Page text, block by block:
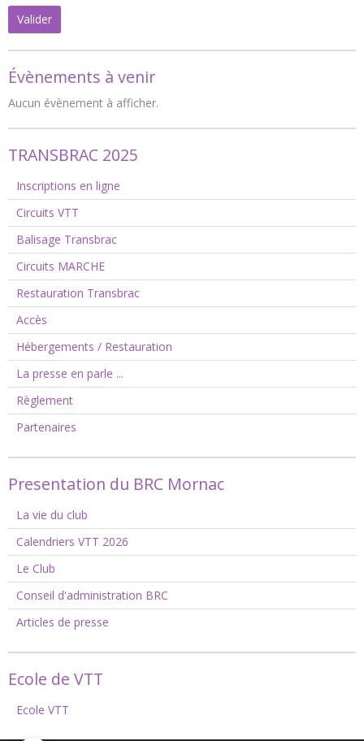
Valider
Évènements à venir
Aucun évènement à afficher.
TRANSBRAC 2025
Inscriptions en ligne
Circuits VTT
Balisage Transbrac
Circuits MARCHE
Restauration Transbrac
Accès
Hébergements / Restauration
La presse en parle ...
Règlement
Partenaires
Presentation du BRC Mornac
La vie du club
Calendriers VTT 2026
Le Club
Conseil d'administration BRC
Articles de presse
Ecole de VTT
Ecole VTT